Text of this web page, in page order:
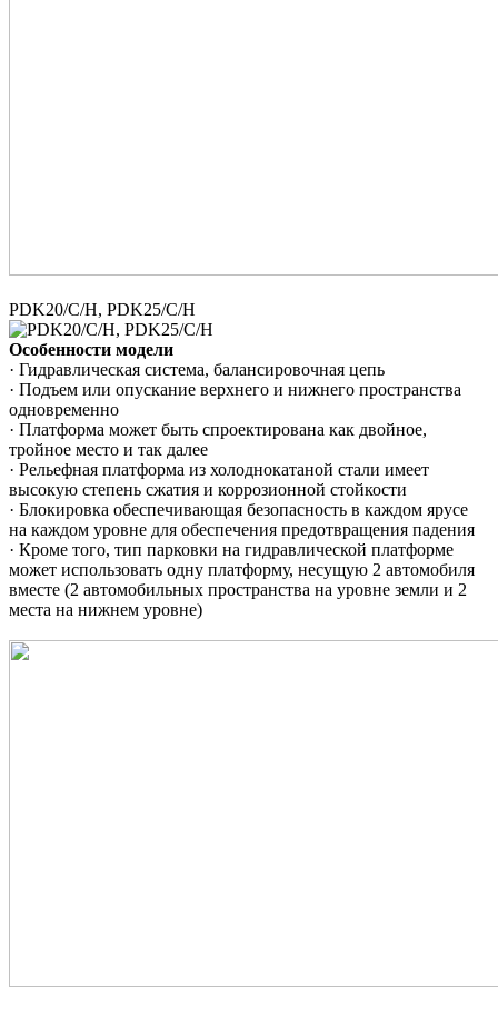
PDK20/С/Н, PDK25/С/Н
Особенности модели
· Гидравлическая система, балансировочная цепь
· Подъем или опускание верхнего и нижнего пространства
одновременно
· Платформа может быть спроектирована как двойное,
тройное место и так далее
· Рельефная платформа из холоднокатаной стали имеет
высокую степень сжатия и коррозионной стойкости
· Блокировка обеспечивающая безопасность в каждом ярусе
на каждом уровне для обеспечения предотвращения падения
· Кроме того, тип парковки на гидравлической платформе
может использовать одну платформу, несущую 2 автомобиля
вместе (2 автомобильных пространства на уровне земли и 2
места на нижнем уровне)